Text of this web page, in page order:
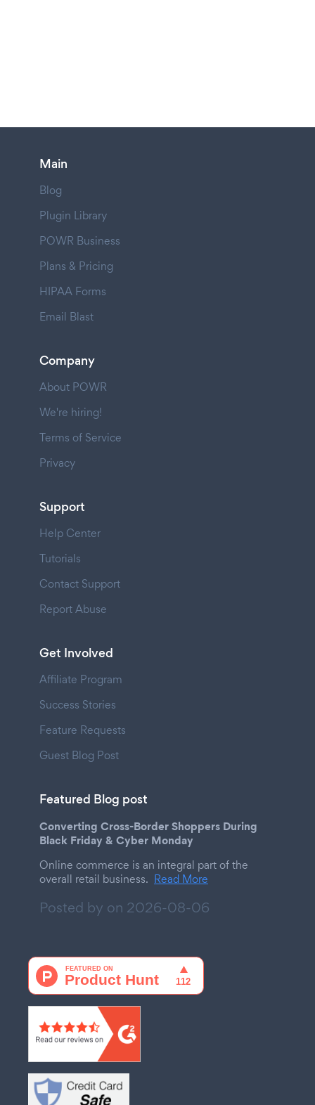
Main
Blog
Plugin Library
POWR Business
Plans & Pricing
HIPAA Forms
Email Blast
Company
About POWR
We're hiring!
Terms of Service
Privacy
Support
Help Center
Tutorials
Contact Support
Report Abuse
Get Involved
Affiliate Program
Success Stories
Feature Requests
Guest Blog Post
Featured Blog post
Converting Cross-Border Shoppers During
Black Friday & Cyber Monday
Online commerce is an integral part of the
overall retail business. Read More
Posted by on 2026-08-06